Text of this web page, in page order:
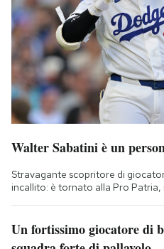
Walter Sabatini è un
Stravagante scopritore di
incallito: è tornato alla Pro Patria,
Un fortissimo giocatore di